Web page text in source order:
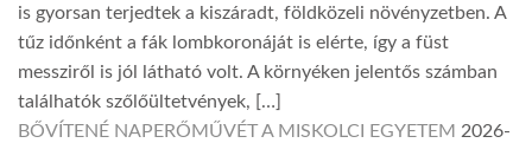
is gyorsan terjedtek a kiszáradt, földközeli növényzetben. A
tűz időnként a fák lombkoronáját is elérte, így a füst
messziről is jól látható volt. A környéken jelentős számban
találhatók szőlőültetvények, […]
BŐVÍTENÉ NAPERŐMŰVÉT A MISKOLCI EGYETEM 2026-